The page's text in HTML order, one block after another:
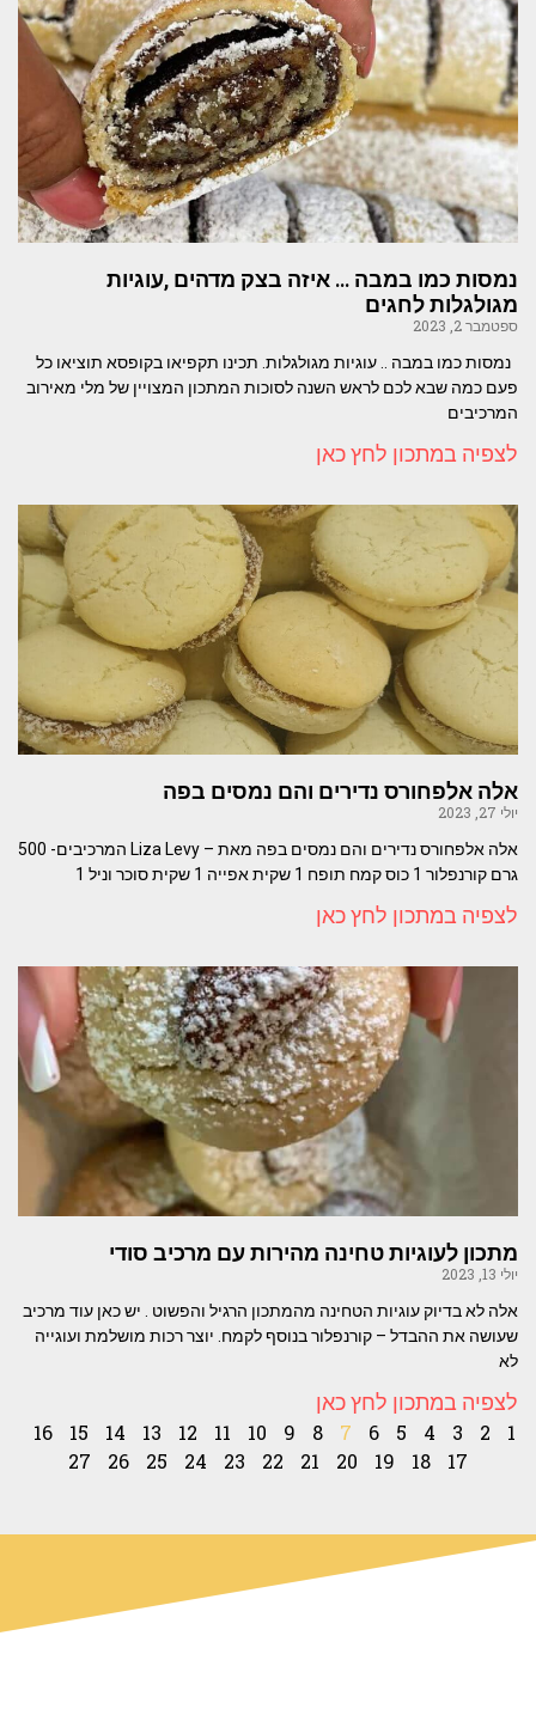
נמסות כמו במבה … איזה בצק מדהים ,עוגיות
מגולגלות לחגים
ספטמבר 2, 2023
נמסות כמו במבה .. עוגיות מגולגלות. תכינו תקפיאו בקופסא תוציאו כל
פעם כמה שבא לכם לראש השנה לסוכות המתכון המצויין של מלי מאירוב
המרכיבים
לצפיה במתכון לחץ כאן
אלה אלפחורס נדירים והם נמסים בפה
יולי 27, 2023
אלה אלפחורס נדירים והם נמסים בפה מאת – Liza Levy המרכיבים- 500
גרם קורנפלור 1 כוס קמח תופח 1 שקית אפייה 1 שקית סוכר וניל 1
לצפיה במתכון לחץ כאן
מתכון לעוגיות טחינה מהירות עם מרכיב סודי
יולי 13, 2023
אלה לא בדיוק עוגיות הטחינה מהמתכון הרגיל והפשוט . יש כאן עוד מרכיב
שעושה את ההבדל – קורנפלור בנוסף לקמח. יוצר רכות מושלמת ועוגייה
לא
לצפיה במתכון לחץ כאן
1
2
3
4
5
6
7
8
9
10
11
12
13
14
15
16
17
18
19
20
21
22
23
24
25
26
27